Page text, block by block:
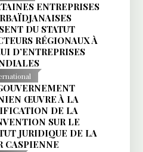
ENTREPRISES
DU STATUT
RÉGIONAUX À
D’ENTREPRISES
ŒUVRE À LA
DE LA
SUR LE
JURIDIQUE DE LA
CASPIENNE